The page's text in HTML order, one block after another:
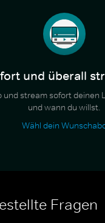
und überall
und stream sofort deinen
und wann du willst.
Wähl dein
Fragen